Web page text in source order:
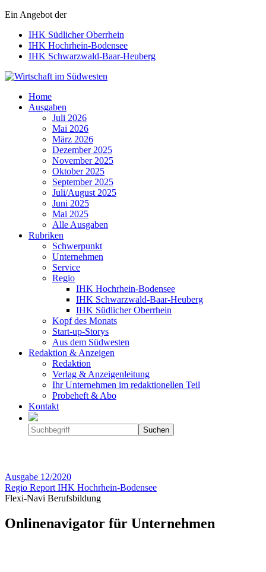
Ein Angebot der
IHK Südlicher Oberrhein
IHK Hochrhein-Bodensee
IHK Schwarzwald-Baar-Heuberg
Wirtschaft im Südwesten
Home
Ausgaben
Juli 2026
Mai 2026
März 2026
Dezember 2025
November 2025
Oktober 2025
September 2025
Juli/August 2025
Juni 2025
Mai 2025
Alle Ausgaben
Rubriken
Schwerpunkt
Unternehmen
Service
Regio
IHK Hochrhein-Bodensee
IHK Schwarzwald-Baar-Heuberg
IHK Südlicher Oberrhein
Kopf des Monats
Start-up-Storys
Aus dem Südwesten
Redaktion & Anzeigen
Redaktion
Verlag & Anzeigenleitung
Ihr Unternehmen im redaktionellen Teil
Probeheft & Abo
Kontakt
Ausgabe 12/2020
Regio Report IHK Hochrhein-Bodensee
Flexi-Navi Berufsbildung
Onlinenavigator für Unternehmen